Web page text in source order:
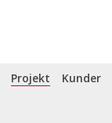
Projekt
Kunder